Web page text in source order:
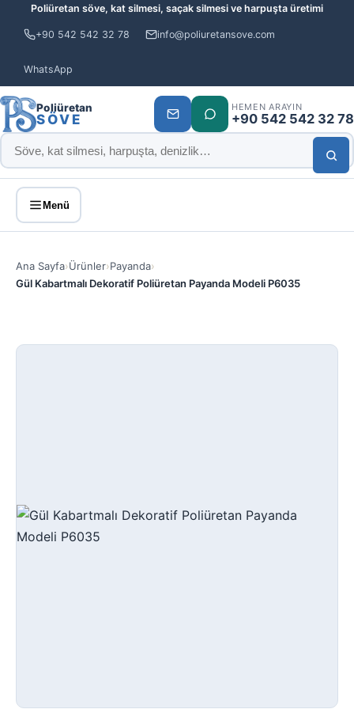
Poliüretan söve, kat silmesi, saçak silmesi ve harpuşta üretimi
+90 542 542 32 78 info@poliuretansove.com
WhatsApp
Poliüretan
SÖVE
HEMEN ARAYIN
+90 542 542 32 78
Menü
Ana Sayfa›Ürünler›Payanda›
Gül Kabartmalı Dekoratif Poliüretan Payanda Modeli P6035